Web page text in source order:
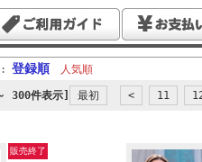
登録順 人気順
300件表示] 最初 < 11
販売終了